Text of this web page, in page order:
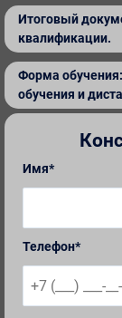
Итоговый
квалификации.
Форма
обучения и
Имя*
Телефон*